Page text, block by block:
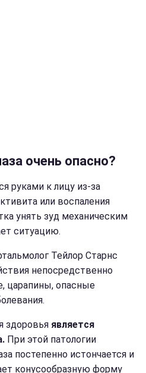
очень опасно?
руками к лицу из-за
или воспаления
унять зуд механическим
ситуацию.
Тейлор Старнс
непосредственно
царапины, опасные
здоровья является
При этой патологии
постепенно истончается и
конусообразную форму